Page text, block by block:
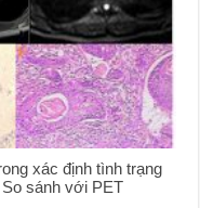
xác định tình trạng
sánh với PET